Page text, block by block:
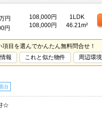
円
円
108,000円
108,000円
1LDK
46.21m²
目を選んでかんたん無料問合せ！
報 これと似た物件 周辺環境
台
☆